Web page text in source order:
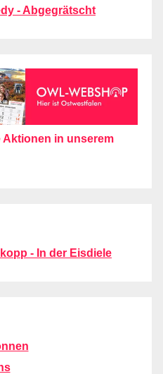
- Abgegrätscht
Aktionen in unserem
- In der Eisdiele